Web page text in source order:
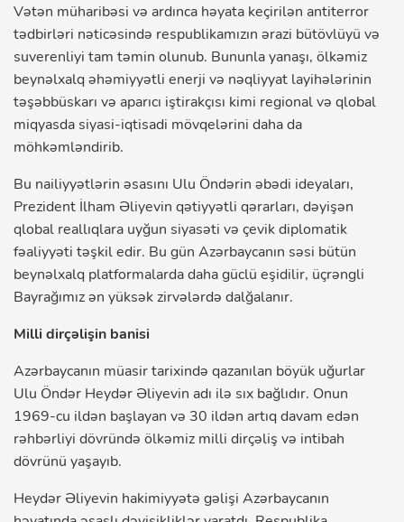
Vətən müharibəsi və ardınca həyata keçirilən antiterror
tədbirləri nəticəsində respublikamızın ərazi bütövlüyü və
suverenliyi tam təmin olunub. Bununla yanaşı, ölkəmiz
beynəlxalq əhəmiyyətli enerji və nəqliyyat layihələrinin
təşəbbüskarı və aparıcı iştirakçısı kimi regional və qlobal
miqyasda siyasi-iqtisadi mövqelərini daha da
möhkəmləndirib.
Bu nailiyyətlərin əsasını Ulu Öndərin əbədi ideyaları,
Prezident İlham Əliyevin qətiyyətli qərarları, dəyişən
qlobal reallıqlara uyğun siyasəti və çevik diplomatik
fəaliyyəti təşkil edir. Bu gün Azərbaycanın səsi bütün
beynəlxalq platformalarda daha güclü eşidilir, üçrəngli
Bayrağımız ən yüksək zirvələrdə dalğalanır.
Milli dirçəlişin banisi
Azərbaycanın müasir tarixində qazanılan böyük uğurlar
Ulu Öndər Heydər Əliyevin adı ilə sıx bağlıdır. Onun
1969-cu ildən başlayan və 30 ildən artıq davam edən
rəhbərliyi dövründə ölkəmiz milli dirçəliş və intibah
dövrünü yaşayıb.
Heydər Əliyevin hakimiyyətə gəlişi Azərbaycanın